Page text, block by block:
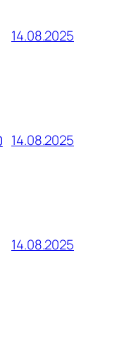
14.08.2025
14.08.2025
14.08.2025